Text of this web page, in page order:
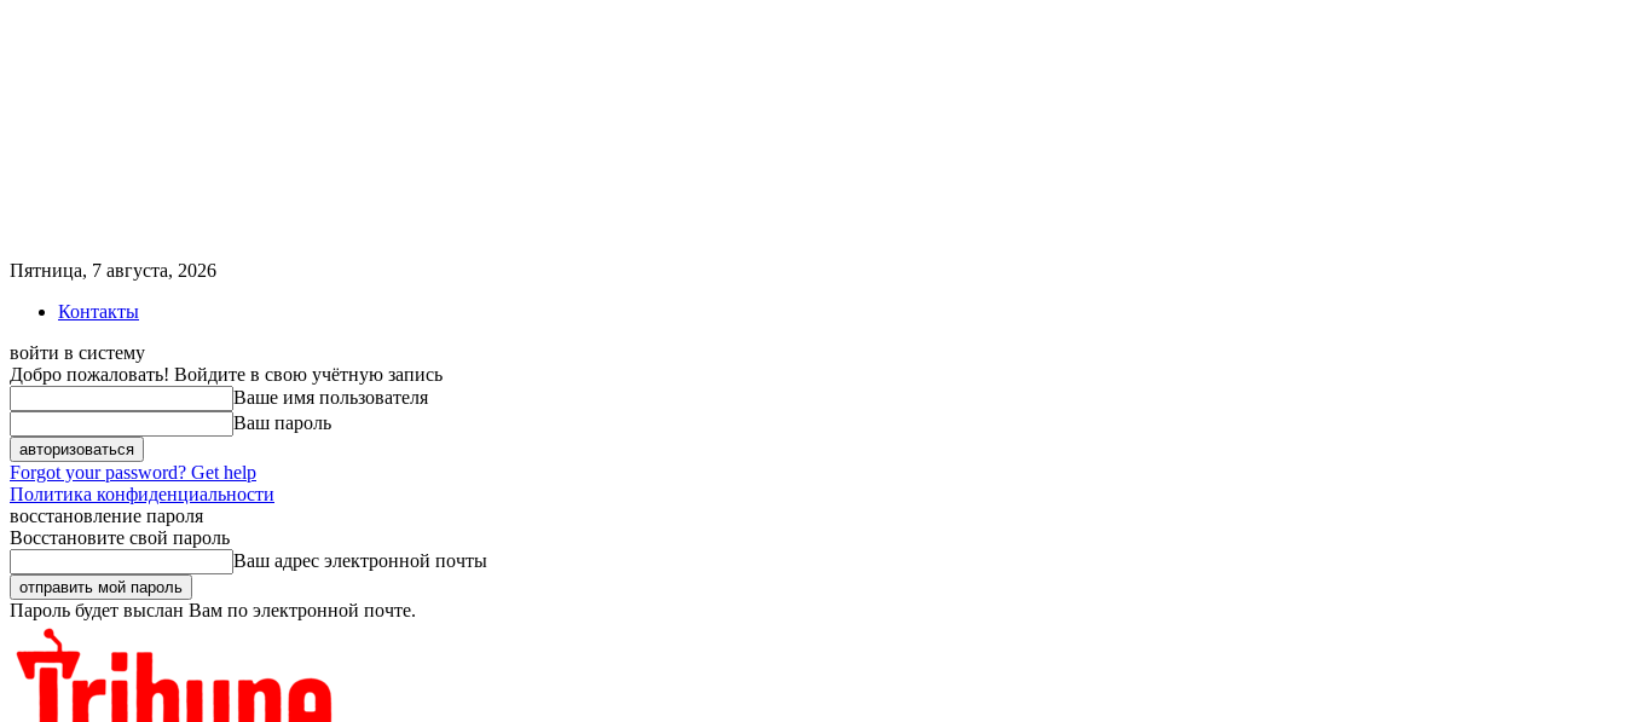
Пятница, 7 августа, 2026
Контакты
войти в систему
Добро пожаловать! Войдите в свою учётную запись
Ваше имя пользователя
Ваш пароль
Forgot your password? Get help
Политика конфиденциальности
восстановление пароля
Восстановите свой пароль
Ваш адрес электронной почты
Пароль будет выслан Вам по электронной почте.